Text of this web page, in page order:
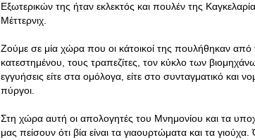
Εξωτερικών της ήταν εκλεκτός και πουλέν της
Μέττερνιχ.
Ζούμε σε μία χώρα που οι κάτοικοί της πουλήθηκαν από
κατεστημένου, τους τραπεζίτες, τον κύκλο των
εγγυήσεις είτε στα ομόλογα, είτε στο συνταγματικό και
πύργοι.
Στη χώρα αυτή οι απολογητές του Μνημονίου και τα
μας πείσουν ότι βία είναι τα γιαουρτώματα και τα γιούχα.